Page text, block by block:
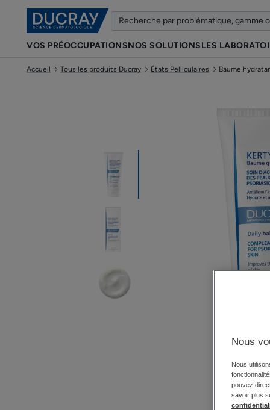
VOS PRÉOCCUPATIONSNOS SOLUTIONSLES
Accueil Tous les produits Ducray États Pelliculaires Baume
Nous
Nous
pouvez
savoir plus